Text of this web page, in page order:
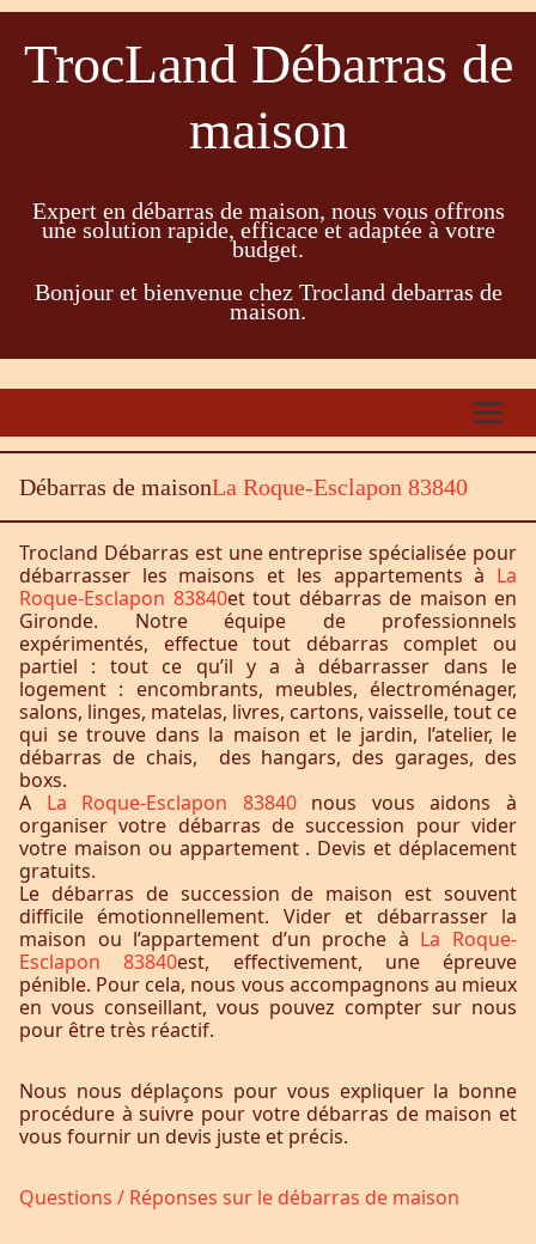
TrocLand Débarras de
maison
Expert en débarras de maison, nous vous offrons
une solution rapide, efficace et adaptée à votre
budget.
Bonjour et bienvenue chez Trocland debarras de
maison.
Débarras de maisonLa Roque-Esclapon 83840
Trocland Débarras est une entreprise spécialisée pour
débarrasser les maisons et les appartements à La
Roque-Esclapon 83840et tout débarras de maison en
Gironde. Notre équipe de professionnels
expérimentés, effectue tout débarras complet ou
partiel : tout ce qu’il y a à débarrasser dans le
logement : encombrants, meubles, électroménager,
salons, linges, matelas, livres, cartons, vaisselle, tout ce
qui se trouve dans la maison et le jardin, l’atelier, le
débarras de chais, des hangars, des garages, des
boxs.
A La Roque-Esclapon 83840 nous vous aidons à
organiser votre débarras de succession pour vider
votre maison ou appartement . Devis et déplacement
gratuits.
Le débarras de succession de maison est souvent
difficile émotionnellement. Vider et débarrasser la
maison ou l’appartement d’un proche à La Roque-
Esclapon 83840est, effectivement, une épreuve
pénible. Pour cela, nous vous accompagnons au mieux
en vous conseillant, vous pouvez compter sur nous
pour être très réactif.
Nous nous déplaçons pour vous expliquer la bonne
procédure à suivre pour votre débarras de maison et
vous fournir un devis juste et précis.
Questions / Réponses sur le débarras de maison